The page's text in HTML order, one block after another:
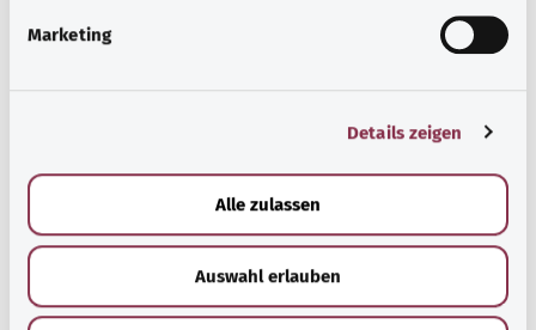
Marketing
Details zeigen
Alle zulassen
Auswahl erlauben
معرفة جيدة
المزيد من المقالات